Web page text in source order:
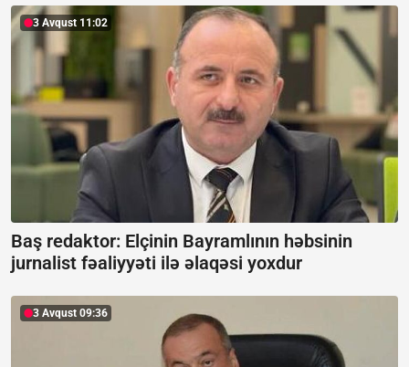
3 Avqust 11:02
Baş redaktor: Elçinin Bayramlının həbsinin
jurnalist fəaliyyəti ilə əlaqəsi yoxdur
3 Avqust 09:36